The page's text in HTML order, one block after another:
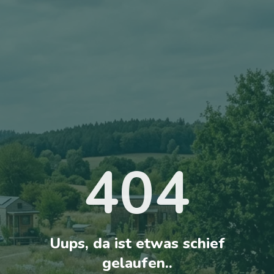
404
Uups, da ist etwas schief
gelaufen..